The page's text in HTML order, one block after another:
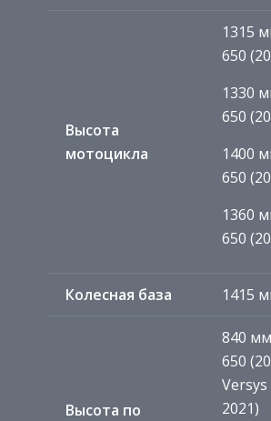
Высота
мотоцикла
1315
650
1330
650
1400
650
1360
650
Колесная база 1415
Высота по
840
650
Versys
2021)